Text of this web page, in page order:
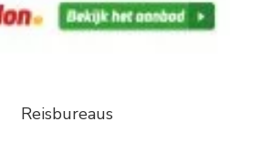
Reisbureaus